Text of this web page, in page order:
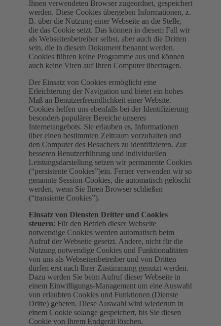
Ihnen verwendeten Browser zugeordnet, gespeichert
werden. Diese Cookies übergeben Informationen, z.
B. über die Nutzung einer Webseite an die Stelle,
die das Cookie setzt. Das können in diesem Fall wir
als Webseitenbetreiber selbst, aber auch die Dritten
sein, die in diesem Dokument benannt werden.
Cookies führen keine Programme aus und können
auch keine Viren auf Ihren Computer übertragen.
Der Einsatz von Cookies ermöglicht eine
Erleichterung der Navigation und bietet ein hohes
Maß an Benutzerfreundlichkeit einer Website.
Cookies helfen uns ebenfalls bei der Identifizierung
besonders populärer Bereiche unseres
Internetangebots. Sie erlauben es, Informationen
über einen bestimmten Zeitraum vorzuhalten und
den Computer des Besuchers zu identifizieren. Zur
besseren Benutzerführung und individuellen
Leistungsdarstellung setzen wir permanente Cookies
(“persistente Cookies”)ein. Ferner verwenden wir so
genannte Session-Cookies, die automatisch gelöscht
werden, wenn Sie Ihren Browser schließen
(“transiente Cookies”).
Einsatz von Diensten Dritter und Cookies
steuern: Für den Betrieb dieser Webseite
notwendige Cookies werden automatisch beim
Aufruf der Webseite gesetzt. Andere, nicht für die
Nutzung notwendige Cookies und Funktionalitäten
von uns als Webseitenbetreiber und von Dritten
dürfen erst nach Ihrer Zustimmung genutzt werden.
Dazu werden Sie beim Aufruf dieser Webseite in
einem Einwilligungs-Management um eine Auswahl
von erlaubten Cookies und Funktionen (Dienste
Dritte) gebeten. Diese Auswahl wird wiederum in
einem Cookie solange gespeichert, bis Sie diesen
Cookie von Ihrem Endgerät löschen.